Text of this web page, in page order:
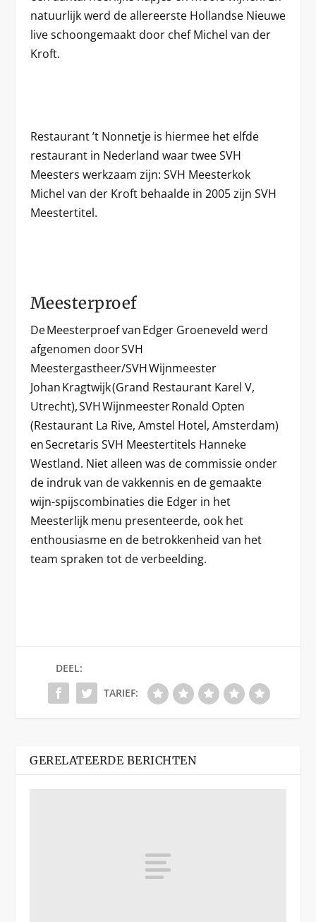
natuurlijk werd de allereerste Hollandse Nieuwe
live schoongemaakt door chef Michel van der
Kroft.
Restaurant ’t Nonnetje is hiermee het elfde
restaurant in Nederland waar twee SVH
Meesters werkzaam zijn: SVH Meesterkok
Michel van der Kroft behaalde in 2005 zijn SVH
Meestertitel.
Meesterproef
De Meesterproef van Edger Groeneveld werd
afgenomen door SVH
Meestergastheer/SVH Wijnmeester
Johan Kragtwijk (Grand Restaurant Karel V,
Utrecht), SVH Wijnmeester Ronald Opten
(Restaurant La Rive, Amstel Hotel, Amsterdam)
en Secretaris SVH Meestertitels Hanneke
Westland. Niet alleen was de commissie onder
de indruk van de vakkennis en de gemaakte
wijn-spijscombinaties die Edger in het
Meesterlijk menu presenteerde, ook het
enthousiasme en de betrokkenheid van het
team spraken tot de verbeelding.
DEEL:
TARIEF:
GERELATEERDE BERICHTEN